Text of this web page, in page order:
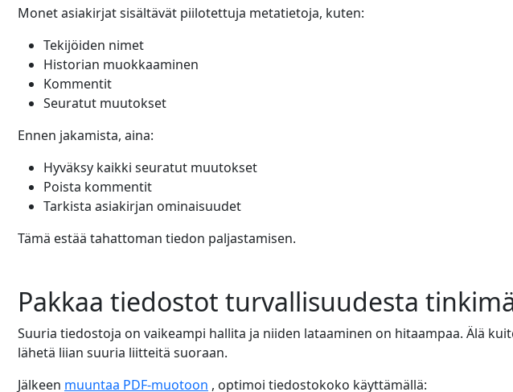
Monet asiakirjat sisältävät piilotettuja metatietoja, kuten:
Tekijöiden nimet
Historian muokkaaminen
Kommentit
Seuratut muutokset
Ennen jakamista, aina:
Hyväksy kaikki seuratut muutokset
Poista kommentit
Tarkista asiakirjan ominaisuudet
Tämä estää tahattoman tiedon paljastamisen.
Pakkaa tiedostot turvallisuudesta
Suuria tiedostoja on vaikeampi hallita ja niiden lataaminen on hitaampaa. Älä
lähetä liian suuria liitteitä suoraan.
Jälkeen muuntaa PDF-muotoon , optimoi tiedostokoko käyttämällä: